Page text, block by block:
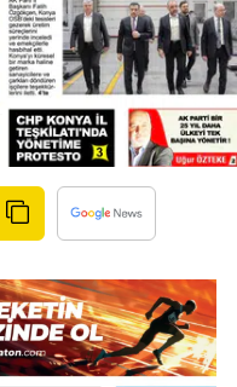
Elazığ
Erzincan
Erzurum
Eskişehir
Gaziantep
Gümüşhane
Hakkari